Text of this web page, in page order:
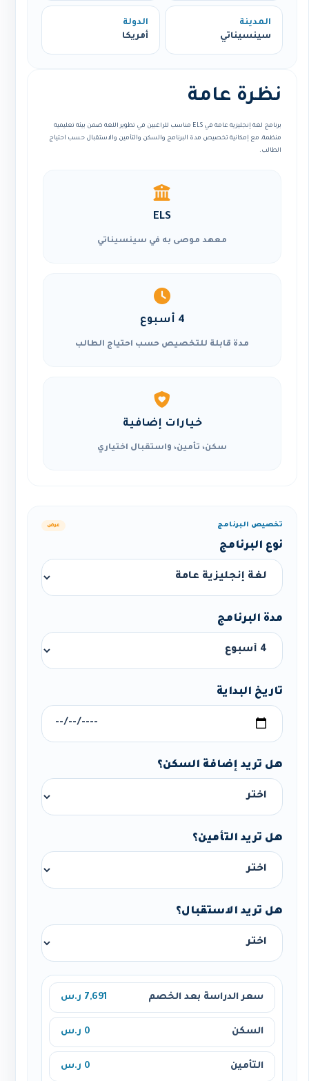
المدينة
سينسيناتي
الدولة
أمريكا
نظرة عامة
برنامج لغة إنجليزية عامة في ELS مناسب للراغبين في تطوير اللغة ضمن بيئة تعليمية
منظمة، مع إمكانية تخصيص مدة البرنامج والسكن والتأمين والاستقبال حسب احتياج
الطالب.
ELS
معهد موصى به في سينسيناتي
4 أسبوع
مدة قابلة للتخصيص حسب احتياج الطالب
خيارات إضافية
سكن، تأمين، واستقبال اختياري
تخصيص البرنامج عرض
نوع البرنامج
مدة البرنامج
تاريخ البداية
هل تريد إضافة السكن؟
هل تريد التأمين؟
هل تريد الاستقبال؟
سعر الدراسة بعد الخصم 7,691 ر.س
السكن 0 ر.س
التأمين 0 ر.س